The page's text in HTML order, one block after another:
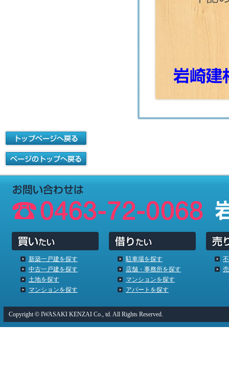
新築一戸建を探す
中古一戸建を探す
土地を探す
マンションを探す
駐車場を探す
店舗・事務所を探す
マンションを探す
アパートを探す
Copyright © IWASAKI KENZAI Co., td. All Rights Reserved.